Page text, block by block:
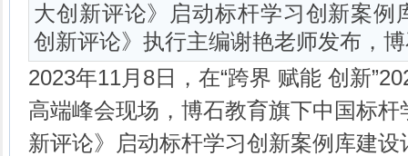
大创新评论》启动标杆学习创新案例
创新评论》执行主编谢艳老师发布，
2023年11月8日，在“跨界 赋能 创新
高端峰会现场，博石教育旗下中国标
新评论》启动标杆学习创新案例库建